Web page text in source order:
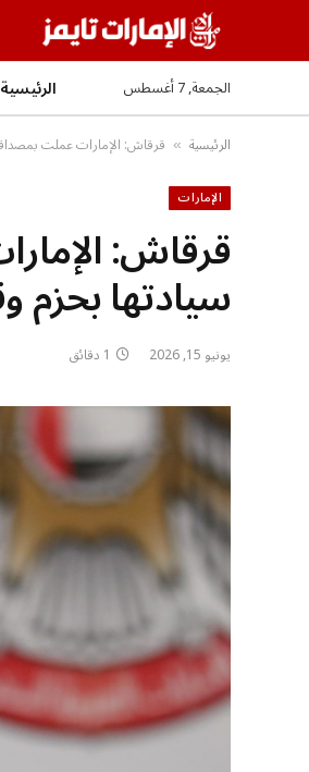
الجمعة, 7 أغسطس الرئيسية
الرئيسية » قرقاش: الإمارات عملت
الإمارات
قرقاش:
سيادتها بحزم
يونيو 15, 2026 1 دقائق